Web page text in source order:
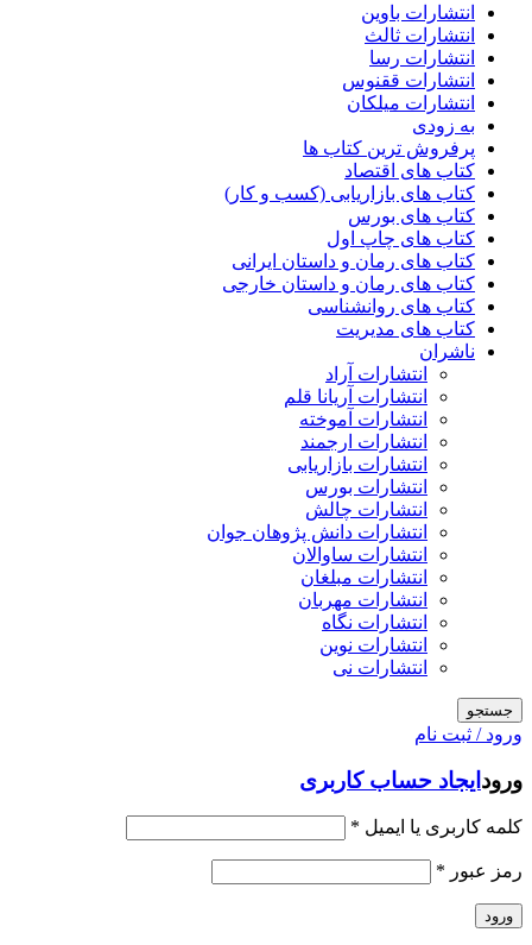
انتشارات باوین
انتشارات ثالث
انتشارات رسا
انتشارات ققنوس
انتشارات میلکان
به زودی
پرفروش ترین کتاب ها
کتاب های اقتصاد
کتاب های بازاریابی (کسب و کار)
کتاب های بورس
کتاب های چاپ اول
کتاب های رمان و داستان ایرانی
کتاب های رمان و داستان خارجی
کتاب های روانشناسی
کتاب های مدیریت
ناشران
انتشارات آراد
انتشارات آریانا قلم
انتشارات آموخته
انتشارات ارجمند
انتشارات بازاریابی
انتشارات بورس
انتشارات چالش
انتشارات دانش پژوهان جوان
انتشارات ساوالان
انتشارات مبلغان
انتشارات مهربان
انتشارات نگاه
انتشارات نوین
انتشارات نی
جستجو
ورود / ثبت نام
ورود ایجاد حساب کاربری
کلمه کاربری یا ایمیل *
رمز عبور *
ورود